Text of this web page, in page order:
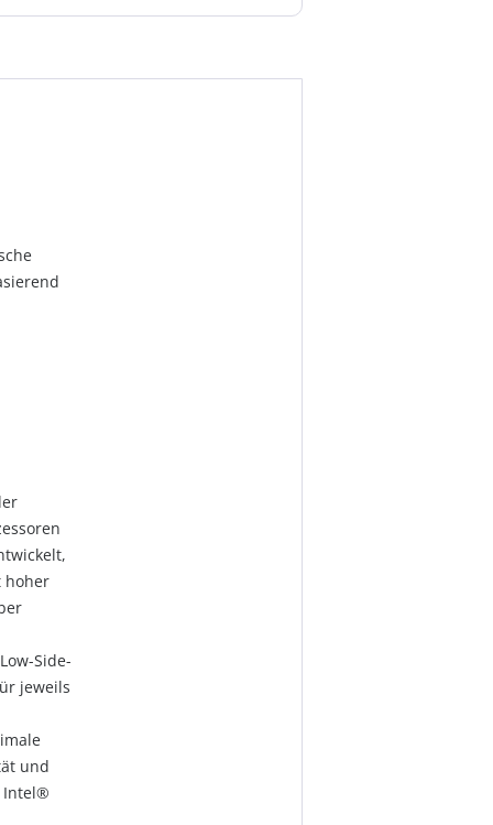
hoher
Side-
jeweils
und
Intel®